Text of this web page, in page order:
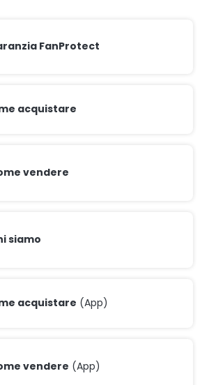
FanProtect
acquistare
vendere
siamo
acquistare (App)
vendere (App)